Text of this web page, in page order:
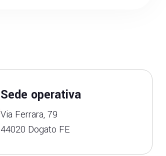
Sede operativa
Via Ferrara, 79
44020 Dogato FE